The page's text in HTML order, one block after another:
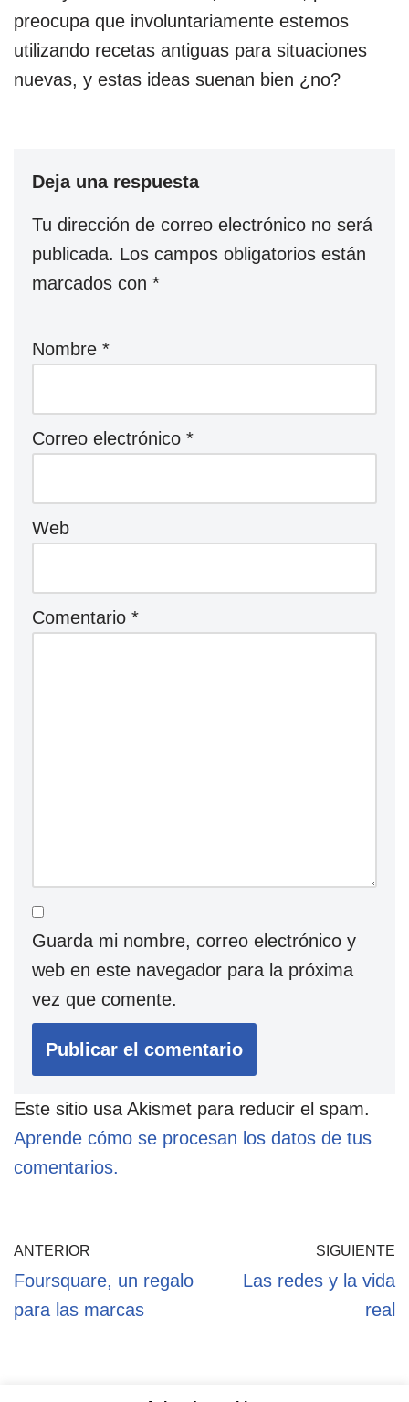
preocupa que involuntariamente estemos
utilizando recetas antiguas para situaciones
nuevas, y estas ideas suenan bien ¿no?
Deja una respuesta
Tu dirección de correo electrónico no será
publicada. Los campos obligatorios están
marcados con *
Nombre *
Correo electrónico *
Web
Comentario *
Guarda mi nombre, correo electrónico y
web en este navegador para la próxima
vez que comente.
Este sitio usa Akismet para reducir el spam.
Aprende cómo se procesan los datos de tus
comentarios.
ANTERIOR
Foursquare, un regalo
para las marcas
SIGUIENTE
Las redes y la vida
real